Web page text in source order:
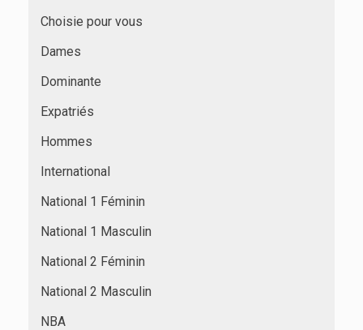
Choisie pour vous
Dames
Dominante
Expatriés
Hommes
International
National 1 Féminin
National 1 Masculin
National 2 Féminin
National 2 Masculin
NBA